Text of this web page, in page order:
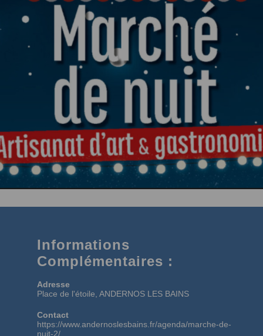
Informations
Complémentaires :
Adresse
Place de l'étoile, ANDERNOS LES BAINS
Contact
https://www.andernoslesbains.fr/agenda/marche-de-
nuit-2/